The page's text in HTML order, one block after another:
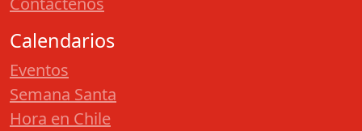
Calendarios
Eventos
Semana Santa
Hora en Chile